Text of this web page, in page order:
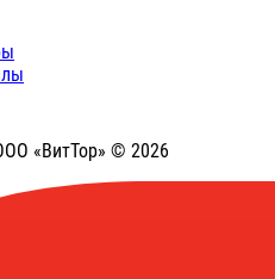
«ВитТор» © 2026